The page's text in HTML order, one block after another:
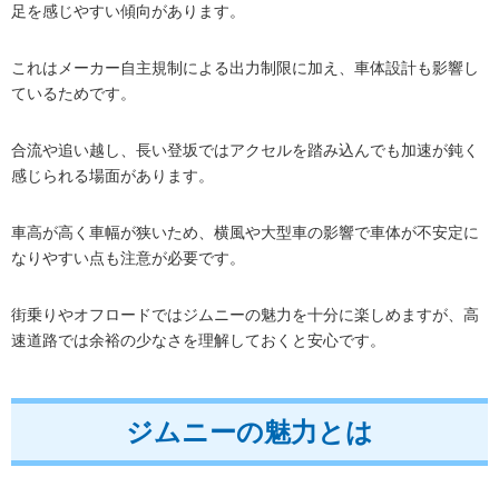
足を感じやすい傾向があります。
これはメーカー自主規制による出力制限に加え、車体設計も影響し
ているためです。
合流や追い越し、長い登坂ではアクセルを踏み込んでも加速が鈍く
感じられる場面があります。
車高が高く車幅が狭いため、横風や大型車の影響で車体が不安定に
なりやすい点も注意が必要です。
街乗りやオフロードではジムニーの魅力を十分に楽しめますが、高
速道路では余裕の少なさを理解しておくと安心です。
ジムニーの魅力とは